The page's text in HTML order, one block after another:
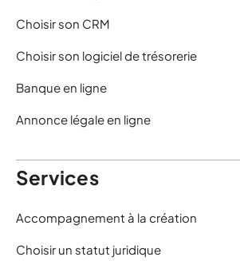
Choisir son CRM
Choisir son logiciel de trésorerie
Banque en ligne
Annonce légale en ligne
Services
Accompagnement à la création
Choisir un statut juridique